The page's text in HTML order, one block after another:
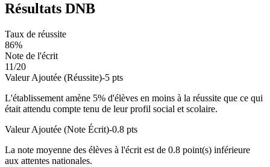
Résultats DNB
Taux de réussite
86%
Note de l'écrit
11/20
Valeur Ajoutée (Réussite)-5 pts
L'établissement amène 5% d'élèves en moins à la réussite que ce qui
était attendu compte tenu de leur profil social et scolaire.
Valeur Ajoutée (Note Écrit)-0.8 pts
La note moyenne des élèves à l'écrit est de 0.8 point(s) inférieure
aux attentes nationales.